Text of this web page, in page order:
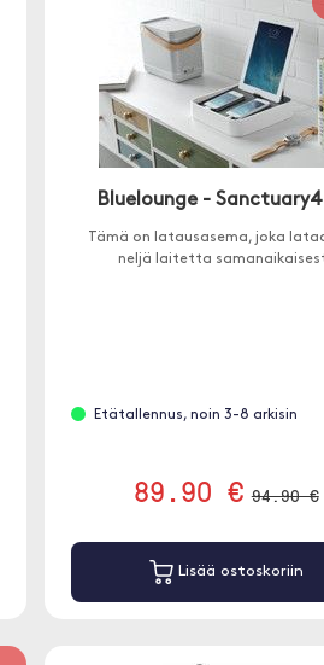
Bluelounge - Sanctuary4
Tämä on latausasema, joka
neljä laitetta
Etätallennus, noin 3-8 arkisin
89.90 € 94.90 €
Lisää ostoskoriin